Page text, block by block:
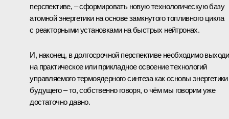
перспективе, – сформировать новую технологическую базу
атомной энергетики на основе замкнутого топливного цикла
с реакторными установками на быстрых нейтронах.
И, наконец, в долгосрочной перспективе необходимо
на практическое или прикладное освоение технологий
управляемого термоядерного синтеза как основы энергетики
будущего – то, собственно говоря, о чём мы говорим уже
достаточно давно.